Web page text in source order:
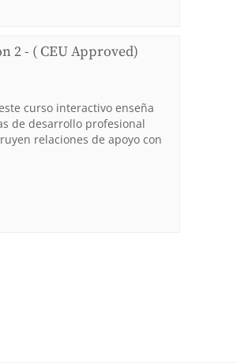
2 - ( CEU Approved)
curso interactivo enseña
de desarrollo profesional
relaciones de apoyo con